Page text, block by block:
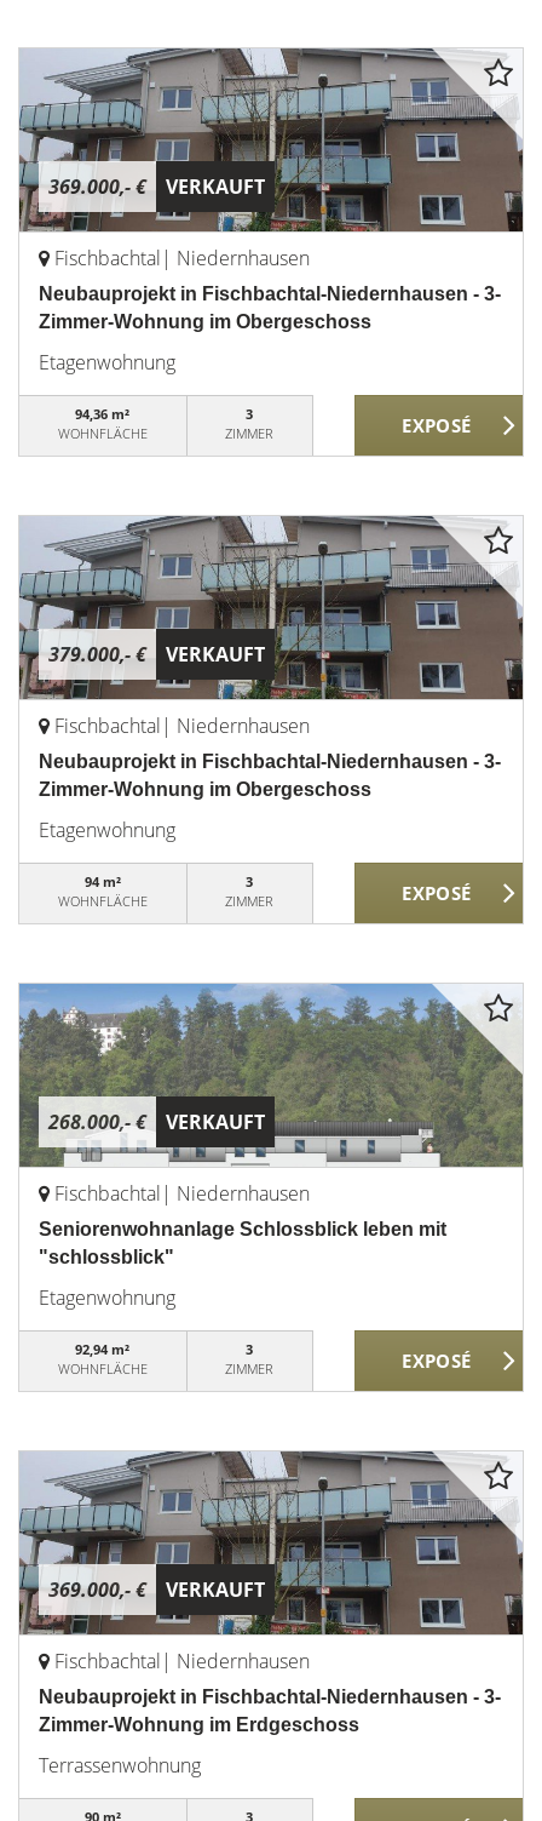
369.000,- € VERKAUFT
Fischbachtal| Niedernhausen
Neubauprojekt in Fischbachtal-Niedernhausen - 3-
Zimmer-Wohnung im Obergeschoss
Etagenwohnung
94,36 m²
WOHNFLÄCHE
3
ZIMMER
379.000,- € VERKAUFT
Fischbachtal| Niedernhausen
Neubauprojekt in Fischbachtal-Niedernhausen - 3-
Zimmer-Wohnung im Obergeschoss
Etagenwohnung
94 m²
WOHNFLÄCHE
3
ZIMMER
268.000,- € VERKAUFT
Fischbachtal| Niedernhausen
Seniorenwohnanlage Schlossblick leben mit
"schlossblick"
Etagenwohnung
92,94 m²
WOHNFLÄCHE
3
ZIMMER
369.000,- € VERKAUFT
Fischbachtal| Niedernhausen
Neubauprojekt in Fischbachtal-Niedernhausen - 3-
Zimmer-Wohnung im Erdgeschoss
Terrassenwohnung
90 m²
3